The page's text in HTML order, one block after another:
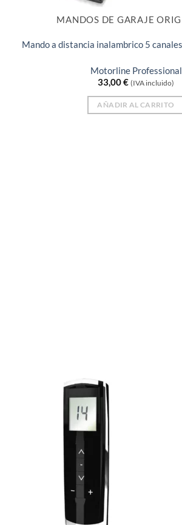
MANDOS DE GARAJE
Mando a distancia inalambrico 5
Motorline Professional
33,00€ (IVA incluido)
AÑADIR AL CARRITO